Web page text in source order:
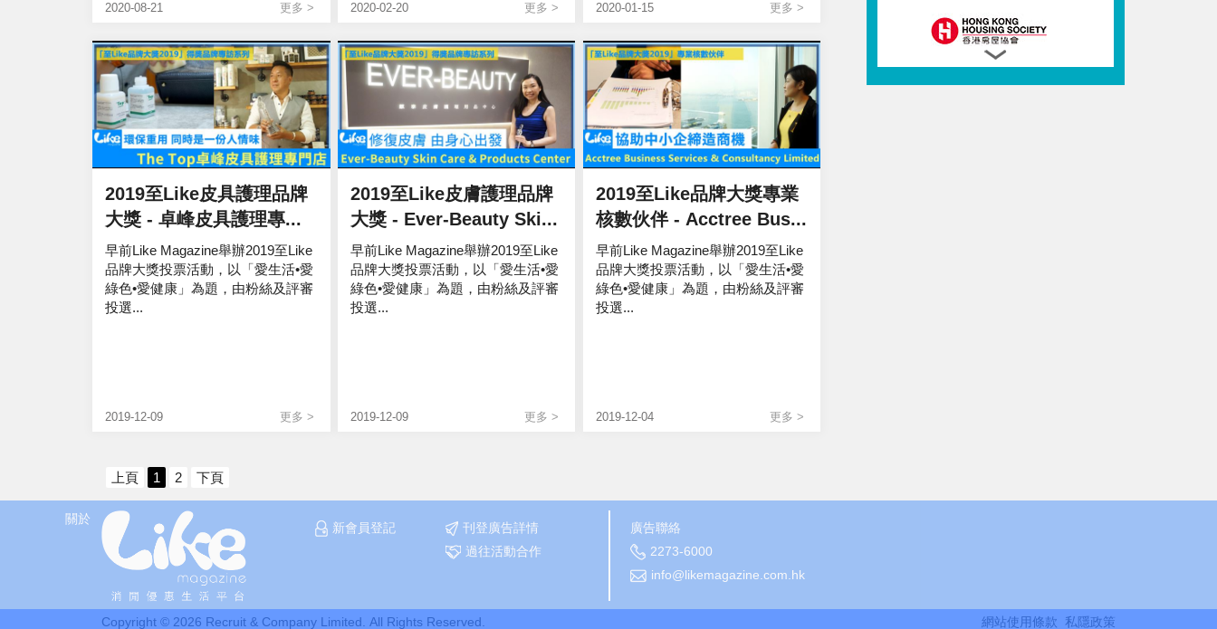
2020-08-21 更多 > 2020-02-20 更多 > 2020-01-15 更多 >
2019至Like皮具護理品牌
大獎 - 卓峰皮具護理專...
早前Like Magazine舉辦2019至Like
品牌大獎投票活動，以「愛生活•愛
綠色•愛健康」為題，由粉絲及評審
投選...
2019-12-09 更多 >
2019至Like皮膚護理品牌
大獎 - Ever-Beauty Ski...
早前Like Magazine舉辦2019至Like
品牌大獎投票活動，以「愛生活•愛
綠色•愛健康」為題，由粉絲及評審
投選...
2019-12-09 更多 >
2019至Like品牌大獎專業
核數伙伴 - Acctree Bus...
早前Like Magazine舉辦2019至Like
品牌大獎投票活動，以「愛生活•愛
綠色•愛健康」為題，由粉絲及評審
投選...
2019-12-04 更多 >
上頁 1 2 下頁
關於
新會員登記
刊登廣告詳情
過往活動合作
廣告聯絡
2273-6000
info@likemagazine.com.hk
Copyright © 2026 Recruit & Company Limited. All Rights Reserved. 私隱政策
網站使用條款